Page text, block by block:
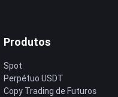
Produtos
Spot
Perpétuo USDT
Copy Trading de Futuros